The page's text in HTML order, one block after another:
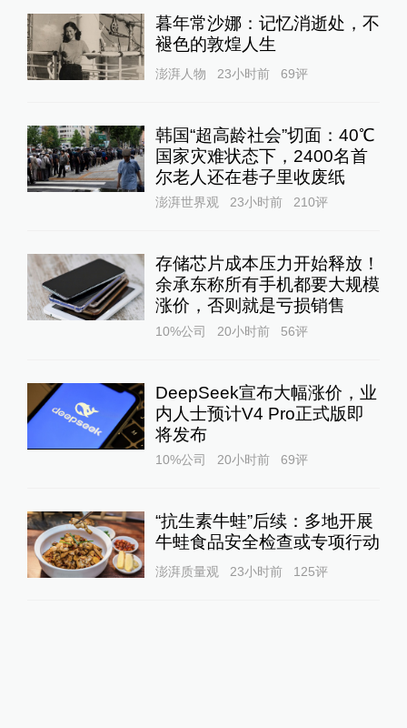
暮年常沙娜：记忆消逝处，不
褪色的敦煌人生
澎湃人物 23小时前 69评
韩国“超高龄社会”切面：40℃
国家灾难状态下，2400名首
尔老人还在巷子里收废纸
澎湃世界观 23小时前 210评
存储芯片成本压力开始释放！
余承东称所有手机都要大规模
涨价，否则就是亏损销售
10%公司 20小时前 56评
DeepSeek宣布大幅涨价，业
内人士预计V4 Pro正式版即
将发布
10%公司 20小时前 69评
“抗生素牛蛙”后续：多地开展
牛蛙食品安全检查或专项行动
澎湃质量观 23小时前 125评